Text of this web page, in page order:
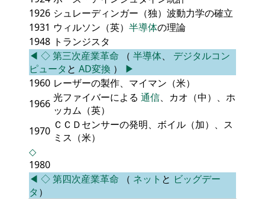
1926 シュレーディンガー（独）波動力学の確立
1931 ウィルソン（英） 半導体の理論
1948 トランジスタ
◀ ◇第三次産業革命 （ 半導体、 デジタルコン
ピュータ と AD変換 ） ▶
1960 レーザーの製作、マイマン（米）
1966 光ファイバーによる 通信、カオ（中）、ホ
ッカム（英）
1970 ＣＣＤセンサーの発明、ボイル（加）、ス
ミス（米）
◇
1980
◀ ◇第四次産業革命 （ ネット と ビッグデー
タ ）